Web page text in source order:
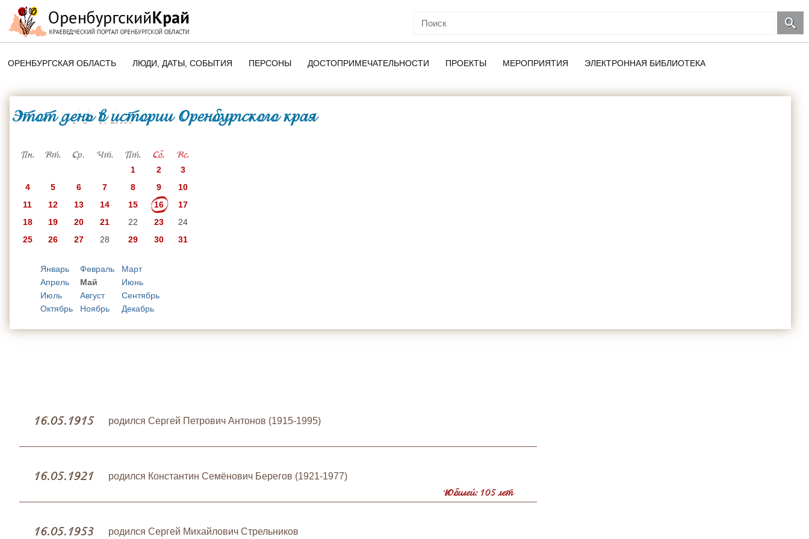
ОРЕНБУРГСКАЯ ОБЛАСТЬ ЛЮДИ, ДАТЫ, CОБЫТИЯ
ЭТОТ ДЕНЬ В ИСТОРИИ
ПАМЯТНЫЕ ДАТЫ ОРЕНБУРГСКОЙ
ПЕРСОНЫ ДОСТОПРИМЕЧАТЕЛЬНОСТИ ПРОЕКТЫ МЕРОПРИЯТИЯ ЭЛЕКТРОННАЯ БИБЛИОТЕКА
Этот день в истории Оренбургского края
16 Мая
Пн. Вт. Ср. Чт. Пт. Сб. Вс.
1 2
3
4
5 6 7 8 9
10
11
12 13 14 15 16
17
18
19 20 21 22 23
24
25
26 27 28 29 30 31
Январь Февраль
Март
Апрель
Май
Июнь
Июль
Август
Сентябрь
Октябрь
Ноябрь Декабрь
16.05.1915 родился Сергей Петрович Антонов (1915-1995)
16.05.1921 родился Константин Семёнович Берегов (1921-1977)
Юбилей: 105 лет
16.05.1953 родился Сергей Михайлович Стрельников